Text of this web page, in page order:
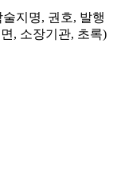
지명, 권호, 발행
, 소장기관, 초록)